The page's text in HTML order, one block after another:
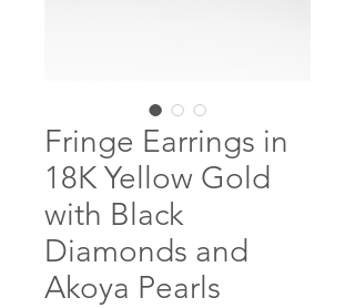
Fringe Earrings in
18K Yellow Gold
with Black
Diamonds and
Akoya Pearls